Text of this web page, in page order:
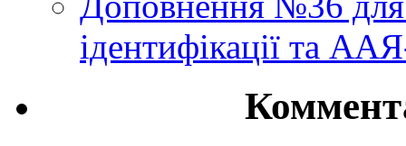
ідентифікації та